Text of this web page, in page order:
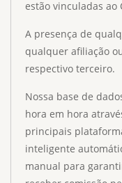
estão vinculadas ao
A presença de
qualquer afiliação
respectivo terceiro.
Nossa base de
hora em hora
principais
inteligente
manual para